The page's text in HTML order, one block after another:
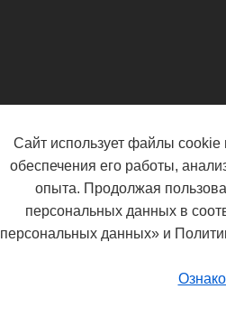
Сайт использует файлы cookie
обеспечения его работы,
опыта. Продолжая
персональных данных в
персональных данных» и